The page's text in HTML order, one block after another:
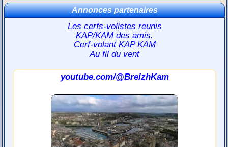
Annonces partenaires
Les cerfs-volistes reunis
KAP/KAM des amis.
Cerf-volant KAP KAM
Au fil du vent
youtube.com/@BreizhKam